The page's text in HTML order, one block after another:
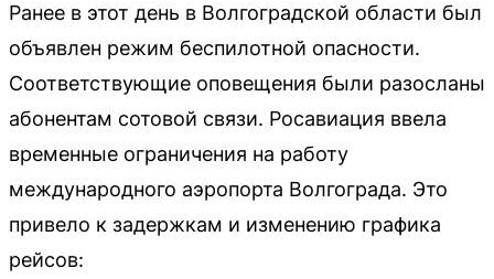
Ранее в этот день в Волгоградской области был
объявлен режим беспилотной опасности.
Соответствующие оповещения были разосланы
абонентам сотовой связи. Росавиация ввела
временные ограничения на работу
международного аэропорта Волгограда. Это
привело к задержкам и изменению графика
рейсов: